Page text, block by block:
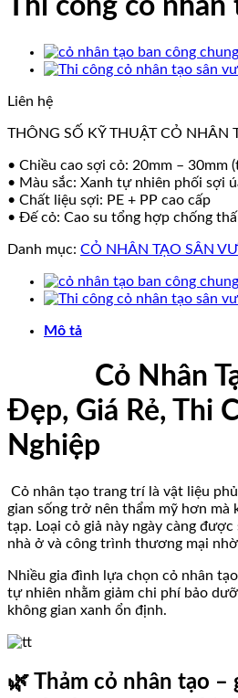
Thi công cỏ
Liên hệ
THÔNG SỐ KỸ THUẬT CỎ NHÂN
• Chiều cao sợi cỏ: 20mm – 30mm
• Màu sắc: Xanh tự nhiên phối sợi
• Chất liệu sợi: PE + PP cao cấp
• Đế cỏ: Cao su tổng hợp chống
Danh mục: CỎ NHÂN TẠO SÂN
Mô tả
Cỏ Nhân Tạo
Đẹp, Giá Rẻ, Thi
Nghiệp
Cỏ nhân tạo trang trí là vật liệu
gian sống trở nên thẩm mỹ hơn mà
tạp. Loại cỏ giả này ngày càng
nhà ở và công trình thương mại
Nhiều gia đình lựa chọn cỏ nhân
tự nhiên nhằm giảm chi phí bảo
không gian xanh ổn định.
🌿 Thảm cỏ nhân tạo –